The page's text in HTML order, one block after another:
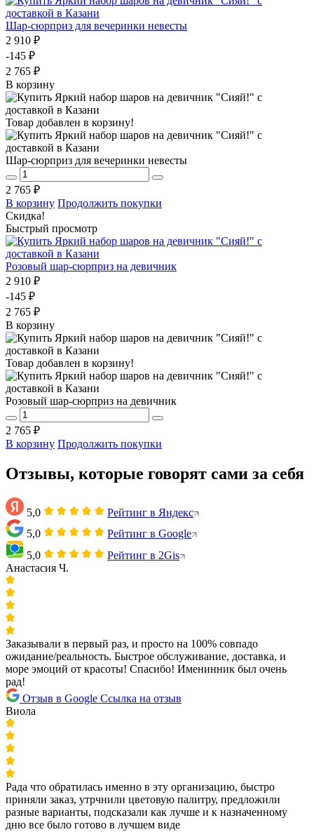
Шар-сюрприз для вечеринки невесты
2 910 ₽
-145 ₽
2 765 ₽
В корзину
Товар добавлен в корзину!
Шар-сюрприз для вечеринки невесты
2 765 ₽
В корзину Продолжить покупки
Скидка!
Быстрый просмотр
Розовый шар-сюрприз на девичник
2 910 ₽
-145 ₽
2 765 ₽
В корзину
Товар добавлен в корзину!
Розовый шар-сюрприз на девичник
2 765 ₽
В корзину Продолжить покупки
Отзывы, которые говорят сами за себя
5,0
Рейтинг в Яндекс
5,0
Рейтинг в Google
5,0
Рейтинг в 2Gis
Анастасия Ч.
Заказывали в первый раз, и просто на 100% совпадо
ожидание/реальность. Быстрое обслуживание, доставка, и
море эмоций от красоты! Спасибо! Именинник был очень
рад!
Отзыв в Google Ссылка на отзыв
Виола
Рада что обратилась именно в эту организацию, быстро
приняли заказ, утрчнили цветовую палитру, предложили
разные варианты, подсказали как лучше и к назначенному
дню все было готово в лучшем виде